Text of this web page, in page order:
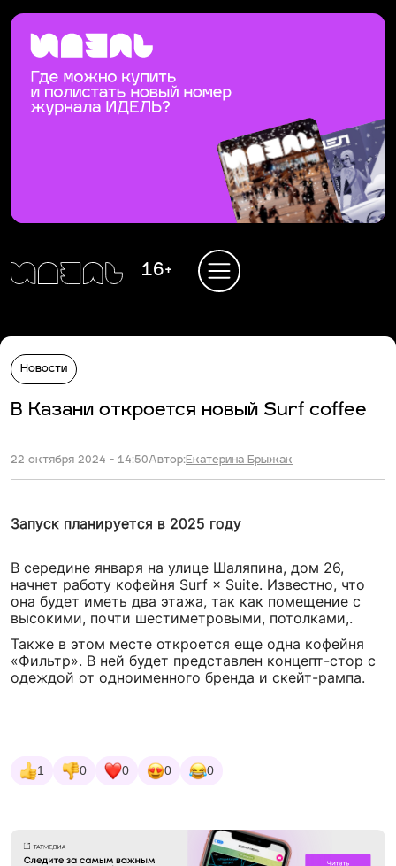
16+
Новости
В Казани откроется новый Surf coffee
22 октября 2024 - 14:50Автор:Екатерина Брыжак
Запуск планируется в 2025 году
В середине января на улице Шаляпина, дом 26,
начнет работу кофейня Surf × Suite. Известно, что
она будет иметь два этажа, так как помещение с
высокими, почти шестиметровыми, потолками,.
Также в этом месте откроется еще одна кофейня
«Фильтр». В ней будет представлен концепт-стор с
одеждой от одноименного бренда и скейт-рампа.
1 0 0 0 0